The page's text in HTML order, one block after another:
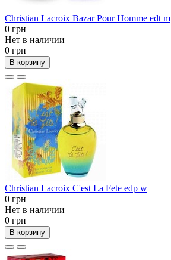
Christian Lacroix Bazar Pour Homme edt m
0 грн
Нет в наличии
0 грн
В корзину
Christian Lacroix C'est La Fete edp w
0 грн
Нет в наличии
0 грн
В корзину